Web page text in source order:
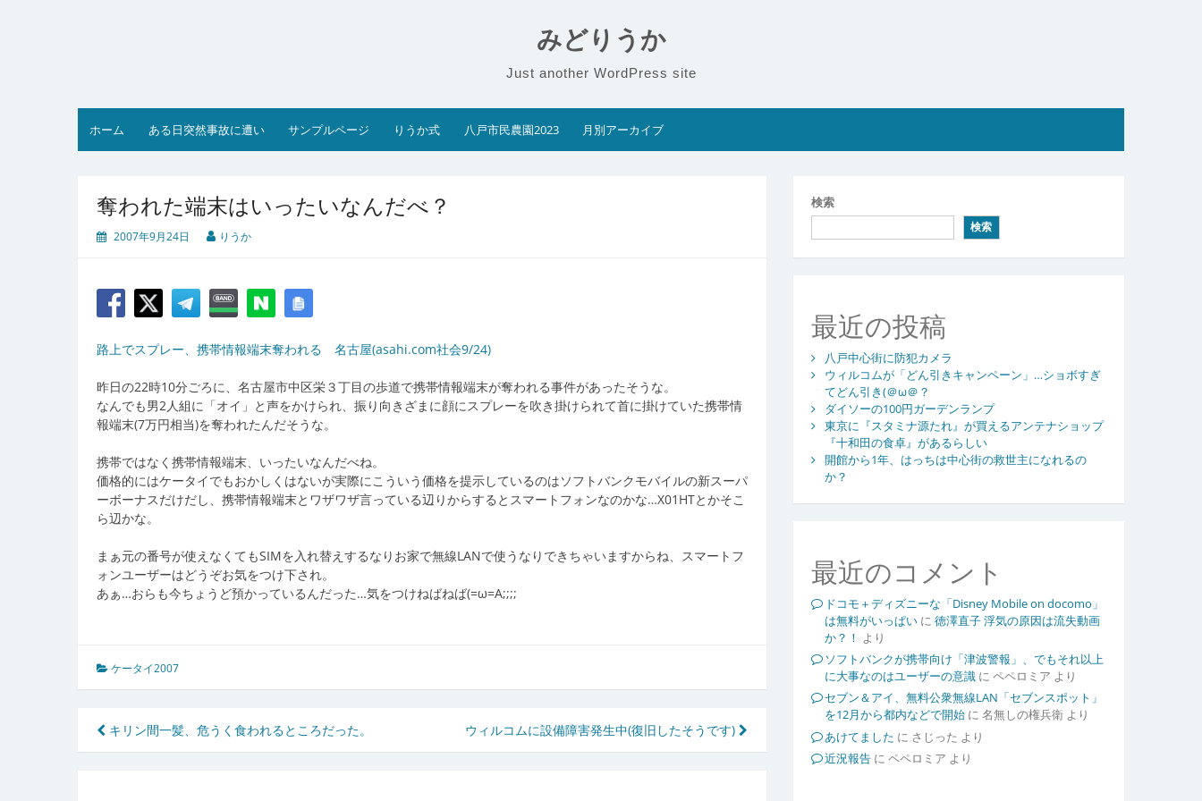
みどりうか
Just another WordPress site
ホーム ある日突然事故に遭い サンプルページ りうか式 八戸市民農園2023 月別アーカイブ
奪われた端末はいったいなんだべ？
2007年9月24日 りうか
路上でスプレー、携帯情報端末奪われる 名古屋(asahi.com社会9/24)
昨日の22時10分ごろに、名古屋市中区栄３丁目の歩道で携帯情報端末が奪われる事件があったそうな。
なんでも男2人組に「オイ」と声をかけられ、振り向きざまに顔にスプレーを吹き掛けられて首に掛けていた携帯情
報端末(7万円相当)を奪われたんだそうな。
携帯ではなく携帯情報端末、いったいなんだべね。
価格的にはケータイでもおかしくはないが実際にこういう価格を提示しているのはソフトバンクモバイルの新スーパ
ーボーナスだけだし、携帯情報端末とワザワザ言っている辺りからするとスマートフォンなのかな…X01HTとかそこ
ら辺かな。
まぁ元の番号が使えなくてもSIMを入れ替えするなりお家で無線LANで使うなりできちゃいますからね、スマートフ
ォンユーザーはどうぞお気をつけ下され。
あぁ…おらも今ちょうど預かっているんだった…気をつけねばねば(=ω=A;;;;
ケータイ2007
投
稿
キリン間一髪、危うく食われるところだった。 ウィルコムに設備障害発生中(復旧したそうです)
検索
検索
最近の投稿
八戸中心街に防犯カメラ
ウィルコムが「どん引きキャンペーン」…ショボすぎ
てどん引き(＠ω＠？
ダイソーの100円ガーデンランプ
東京に『スタミナ源たれ』が買えるアンテナショップ
『十和田の食卓』があるらしい
開館から1年、はっちは中心街の救世主になれるの
か？
最近のコメント
ドコモ＋ディズニーな「Disney Mobile on docomo」
は無料がいっぱいに 徳澤直子 浮気の原因は流失動画
か？！ より
ソフトバンクが携帯向け「津波警報」、でもそれ以上
に大事なのはユーザーの意識に ペペロミア より
セブン＆アイ、無料公衆無線LAN「セブンスポット」
を12月から都内などで開始に 名無しの権兵衛より
あけてました に さじった より
近況報告に ペペロミア より